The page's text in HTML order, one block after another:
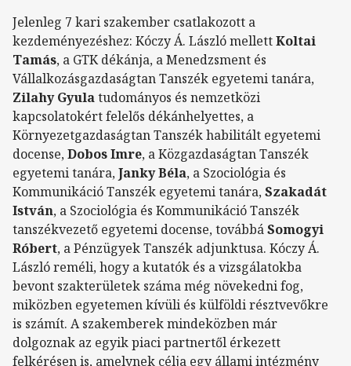
Jelenleg 7 kari szakember csatlakozott a
kezdeményezéshez: Kóczy Á. László mellettKoltai
Tamás, a GTK dékánja, a Menedzsment és
Vállalkozásgazdaságtan Tanszék egyetemi tanára,
Zilahy Gyulatudományos és nemzetközi
kapcsolatokért felelős dékánhelyettes, a
Környezetgazdaságtan Tanszék habilitált egyetemi
docense,Dobos Imre, a Közgazdaságtan Tanszék
egyetemi tanára,Janky Béla, a Szociológia és
Kommunikáció Tanszék egyetemi tanára,Szakadát
István, a Szociológia és Kommunikáció Tanszék
tanszékvezető egyetemi docense, továbbáSomogyi
Róbert, a Pénzügyek Tanszék adjunktusa. Kóczy Á.
László reméli, hogy a kutatók és a vizsgálatokba
bevont szakterületek száma még növekedni fog,
miközben egyetemen kívüli és külföldi résztvevőkre
is számít. A szakemberek mindeközben már
dolgoznak az egyik piaci partnertől érkezett
felkérésen is, amelynek célja egy állami intézmény